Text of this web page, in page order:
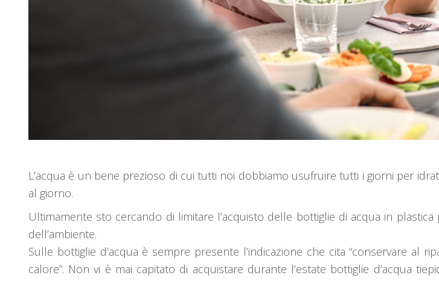
L’acqua è un bene prezioso di cui tutti noi dobbiamo usufruire tutti i giorni per
al giorno.
Ultimamente sto cercando di limitare l’acquisto delle bottiglie di acqua in
dell’ambiente.
Sulle bottiglie d’acqua è sempre presente l’indicazione che cita “conservare
calore”. Non vi è mai capitato di acquistare durante l’estate bottiglie d’acqua